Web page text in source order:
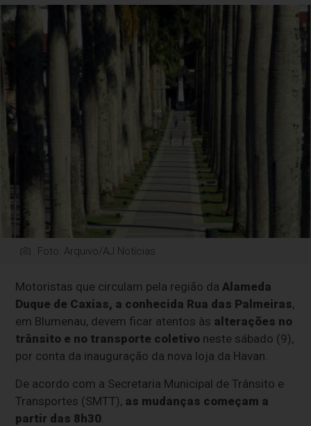
Foto: Arquivo/AJ Notícias
Motoristas que circulam pela região daAlameda
Duque de Caxias, a conhecida Rua das Palmeiras,
em Blumenau, devem ficar atentos às alterações no
trânsito e no transporte coletivo neste sábado (9),
por conta da inauguração da nova loja da Havan.
De acordo com a Secretaria Municipal de Trânsito e
Transportes (SMTT), as mudanças começam a
partir das 8h30